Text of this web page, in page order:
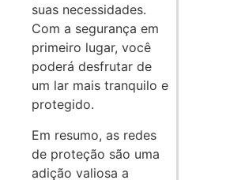
suas necessidades.
Com a segurança em
primeiro lugar, você
poderá desfrutar de
um lar mais tranquilo e
protegido.
Em resumo, as redes
de proteção são uma
adição valiosa a